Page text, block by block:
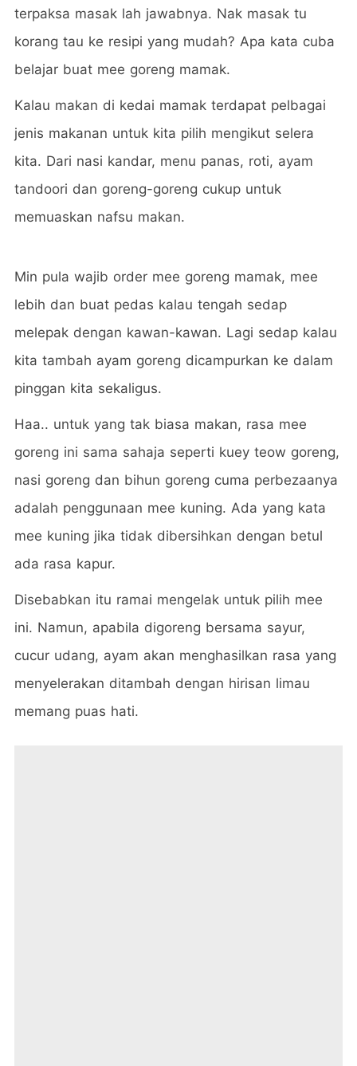
terpaksa masak lah jawabnya. Nak masak tu
korang tau ke resipi yang mudah? Apa kata cuba
belajar buat mee goreng mamak.
Kalau makan di kedai mamak terdapat pelbagai
jenis makanan untuk kita pilih mengikut selera
kita. Dari nasi kandar, menu panas, roti, ayam
tandoori dan goreng-goreng cukup untuk
memuaskan nafsu makan.
Min pula wajib order mee goreng mamak, mee
lebih dan buat pedas kalau tengah sedap
melepak dengan kawan-kawan. Lagi sedap kalau
kita tambah ayam goreng dicampurkan ke dalam
pinggan kita sekaligus.
Haa.. untuk yang tak biasa makan, rasa mee
goreng ini sama sahaja seperti kuey teow goreng,
nasi goreng dan bihun goreng cuma perbezaanya
adalah penggunaan mee kuning. Ada yang kata
mee kuning jika tidak dibersihkan dengan betul
ada rasa kapur.
Disebabkan itu ramai mengelak untuk pilih mee
ini. Namun, apabila digoreng bersama sayur,
cucur udang, ayam akan menghasilkan rasa yang
menyelerakan ditambah dengan hirisan limau
memang puas hati.